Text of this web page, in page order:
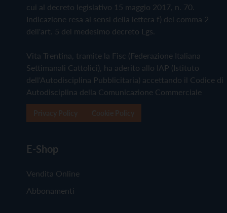
cui al decreto legislativo 15 maggio 2017, n. 70.
Indicazione resa ai sensi della lettera f) del comma 2
dell'art. 5 del medesimo decreto Lgs.
Vita Trentina, tramite la Fisc (Federazione Italiana
Settimanali Cattolici), ha aderito allo IAP (Istituto
dell'Autodisciplina Pubblicitaria) accettando il Codice di
Autodisciplina della Comunicazione Commerciale
E-Shop
Vendita Online
Abbonamenti